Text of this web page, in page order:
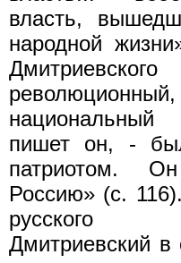
власть,
народной
пишет он, -
патриотом.
Россию» (с.
русского
Дмитриевский в